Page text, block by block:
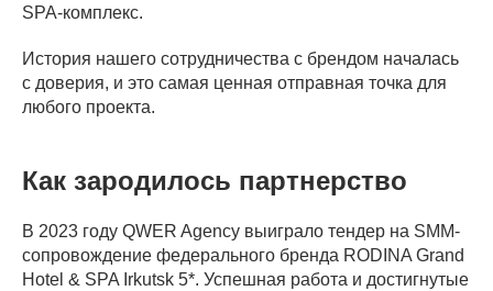
SPA-комплекс.
История нашего сотрудничества с брендом началась
с доверия, и это самая ценная отправная точка для
любого проекта.
Как зародилось партнерство
В 2023 году QWER Agency выиграло тендер на SMM-
сопровождение федерального бренда RODINA Grand
Hotel & SPA Irkutsk 5*. Успешная работа и достигнутые